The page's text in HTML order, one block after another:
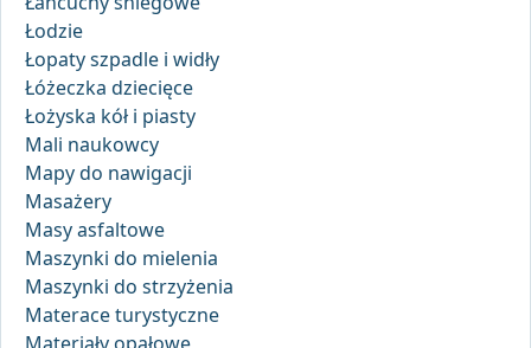
Łodzie
Łopaty szpadle i widły
Łóżeczka dziecięce
Łożyska kół i piasty
Mali naukowcy
Mapy do nawigacji
Masażery
Masy asfaltowe
Maszynki do mielenia
Maszynki do strzyżenia
Materace turystyczne
Materiały opałowe